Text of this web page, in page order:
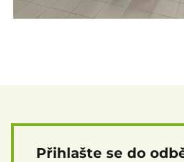
Přihlašte se do